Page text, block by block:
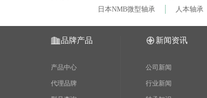
日本NMB微型轴承
人本轴承
品牌产品
产品中心
代理品牌
新闻资讯
公司新闻
行业新闻